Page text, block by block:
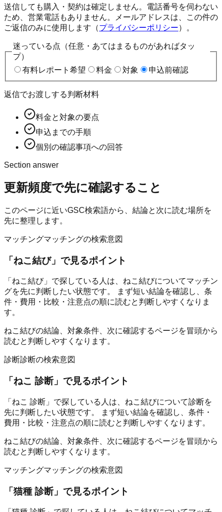
送信しても購入・契約は確定しません。電話番号を伺わない
ため、営業電話もありません。メールアドレスは、この件の
ご返信のみに使用します（プライバシーポリシー）。
迷っている点（任意・あてはまるものがあればタッ
プ）
有料レポート希望
料金 対象 申込前確認
返信でお渡しする判断材料
料金と対象の要点
申込までの手順
個別の確認事項への回答
Section answer
更新頻度で先に確認すること
このページに近いGSC検索語から、結論と次に読む場所を
先に整理します。
マッチングマッチングの検索意図
「ねこ結び」で見るポイント
「ねこ結び」で探している人は、ねこ結びについてマッチン
グを先に判断したい状態です。 まず短い結論を確認し、条
件・費用・比較・注意点の順に読むと判断しやすくなりま
す。
ねこ結びの結論、対象条件、次に確認するページを冒頭から
読むと判断しやすくなります。
診断診断の検索意図
「 ねこ 診断」で見るポイント
「ねこ 診断」で探している人は、ねこ結びについて診断を
先に判断したい状態です。 まず短い結論を確認し、条件・
費用・比較・注意点の順に読むと判断しやすくなります。
ねこ結びの結論、対象条件、次に確認するページを冒頭から
読むと判断しやすくなります。
マッチングマッチングの検索意図
「猫種 診断」で見るポイント